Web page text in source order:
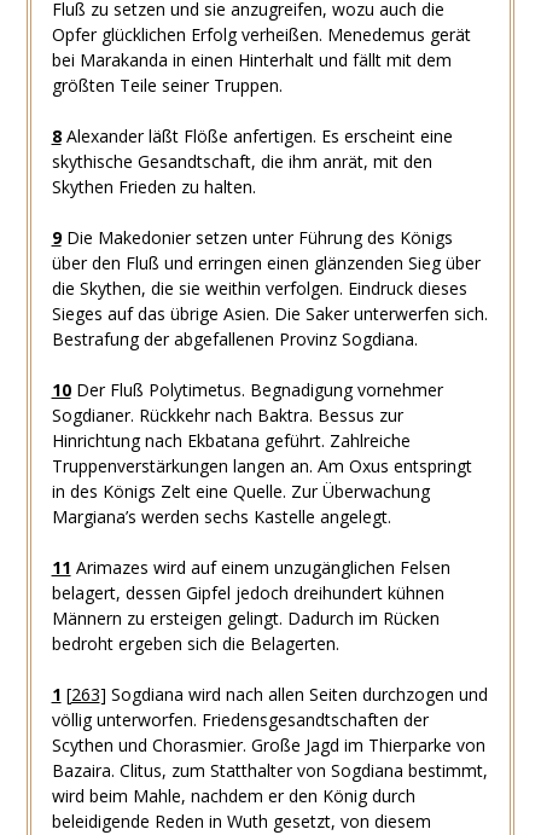
Fluß zu setzen und sie anzugreifen, wozu auch die
Opfer glücklichen Erfolg verheißen. Menedemus gerät
bei Marakanda in einen Hinterhalt und fällt mit dem
größten Teile seiner Truppen.
8Alexander läßt Flöße anfertigen. Es erscheint eine
skythische Gesandtschaft, die ihm anrät, mit den
Skythen Frieden zu halten.
9Die Makedonier setzen unter Führung des Königs
über den Fluß und erringen einen glänzenden Sieg über
die Skythen, die sie weithin verfolgen. Eindruck dieses
Sieges auf das übrige Asien. Die Saker unterwerfen sich.
Bestrafung der abgefallenen Provinz Sogdiana.
10Der Fluß Polytimetus. Begnadigung vornehmer
Sogdianer. Rückkehr nach Baktra. Bessus zur
Hinrichtung nach Ekbatana geführt. Zahlreiche
Truppenverstärkungen langen an. Am Oxus entspringt
in des Königs Zelt eine Quelle. Zur Überwachung
Margiana’s werden sechs Kastelle angelegt.
11 Arimazes wird auf einem unzugänglichen Felsen
belagert, dessen Gipfel jedoch dreihundert kühnen
Männern zu ersteigen gelingt. Dadurch im Rücken
bedroht ergeben sich die Belagerten.
1 [263] Sogdiana wird nach allen Seiten durchzogen und
völlig unterworfen. Friedensgesandtschaften der
Scythen und Chorasmier. Große Jagd im Thierparke von
Bazaira. Clitus, zum Statthalter von Sogdiana bestimmt,
wird beim Mahle, nachdem er den König durch
beleidigende Reden in Wuth gesetzt, von diesem